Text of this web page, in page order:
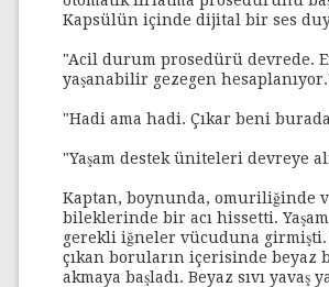
Kapsülün içinde dijital bir ses
"Acil durum prosedürü devrede.
yaşanabilir gezegen
"Hadi ama hadi. Çıkar beni
"Yaşam destek üniteleri devreye
Kaptan, boynunda, omuriliğinde
bileklerinde bir acı hissetti.
gerekli iğneler vücuduna girmişti.
çıkan boruların içerisinde beyaz
akmaya başladı. Beyaz sıvı yavaş